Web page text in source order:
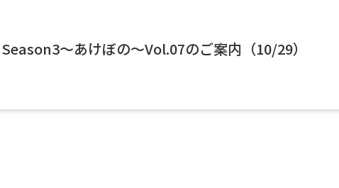
～あけぼの～Vol.07のご案内（10/29）